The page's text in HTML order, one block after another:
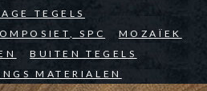
TEGELS
SPC
MOZAÏEK
BUITEN TEGELS
MATERIALEN